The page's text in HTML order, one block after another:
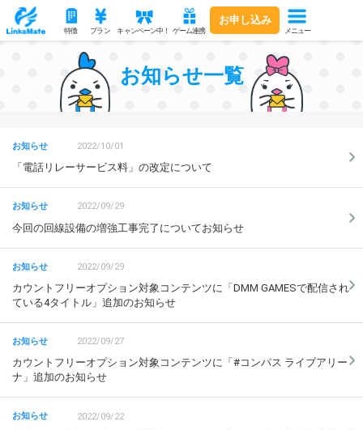
特徴 プラン キャンペーン中！ ゲーム連携
お申し込み
メニュー
お知らせ一覧
2022/10/01
「電話リレーサービス料」の改定について
2022/09/29
今回の回線設備の増強工事完了についてお知らせ
2022/09/29
カウントフリーオプション対象コンテンツに「DMM GAMESで配信され
ている4タイトル」追加のお知らせ
2022/09/27
カウントフリーオプション対象コンテンツに「#コンパス ライブアリー
ナ」追加のお知らせ
2022/09/22